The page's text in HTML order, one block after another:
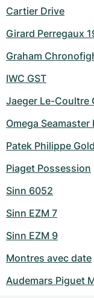
Cartier Drive
Girard Perregaux
Graham
IWC GST
Jaeger Le-Coultre
Omega Seamaster
Patek Philippe
Piaget Possession
Sinn 6052
Sinn EZM 7
Sinn EZM 9
Montres avec date
Audemars Piguet